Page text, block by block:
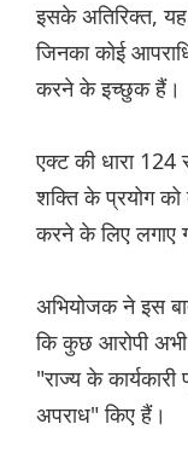
इसके अतिरिक्त, यह
जिनका कोई
करने के इच्छुक हैं।
एक्ट की धारा 124
शक्ति के प्रयोग को
करने के लिए लगाए
अभियोजक ने इस
कि कुछ आरोपी
"राज्य के
अपराध" किए हैं।